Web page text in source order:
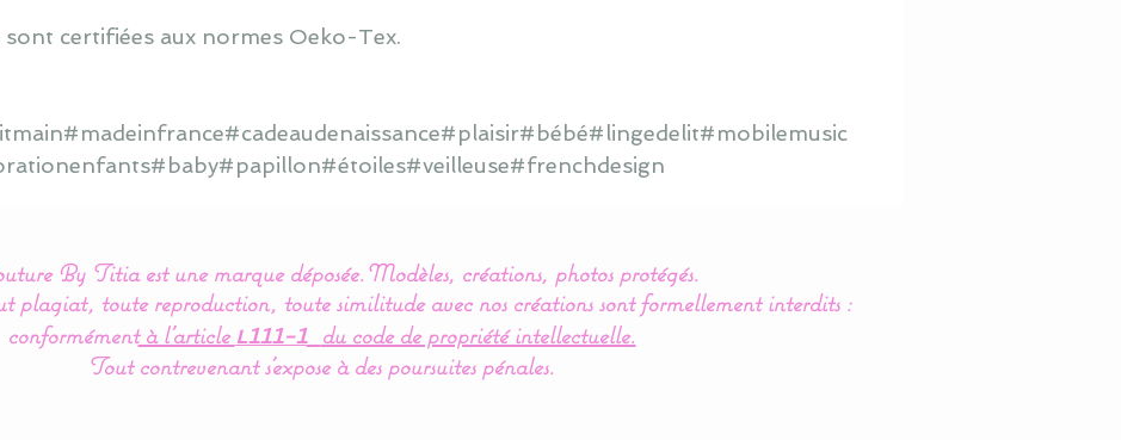
certifiées aux normes Oeko-Tex.
By Titia est une marque déposée. Modèles, créations, photos protégés.
plagiat, toute reproduction, toute similitude avec nos créations sont formellement interdits :
conformémentà l’article L111-1
du code de propriété intellectuelle.
Tout contrevenant s'expose à des poursuites pénales.